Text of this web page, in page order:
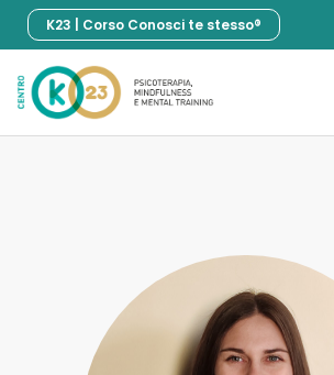
al
contenuto
K23 | Corso Conosci te stesso®